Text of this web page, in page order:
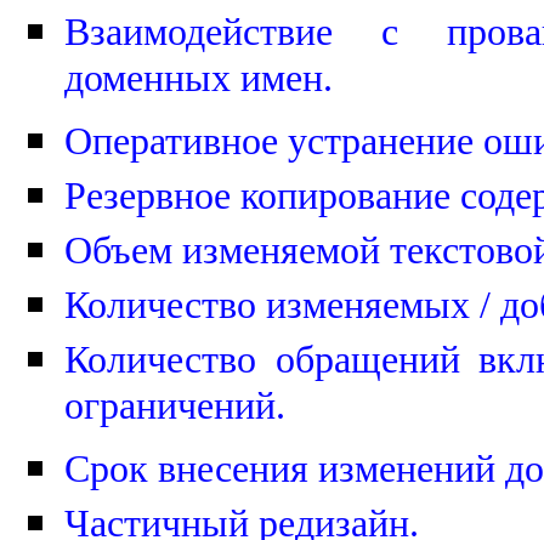
Взаимодействие с
доменных имен.
Оперативное устранение
Резервное копирование
Объем изменяемой
Количество изменяемых /
Количество обращений
ограничений.
Срок внесения изменений
Частичный редизайн.